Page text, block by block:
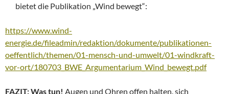
bietet die Publikation „Wind bewegt“:
https://www.wind-
energie.de/fileadmin/redaktion/dokumente/publikationen-
oeffentlich/themen/01-mensch-und-umwelt/01-windkraft-
vor-ort/180703_BWE_Argumentarium_Wind_bewegt.pdf
FAZIT: Was tun! Augen und Ohren offen halten, sich